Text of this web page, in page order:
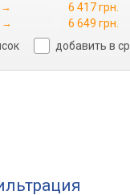
→ 6 417 грн.
→ 6 649 грн.
добавить в